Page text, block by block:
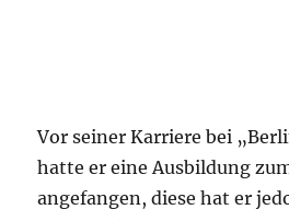
Vor seiner Karriere bei
hatte er eine Ausbildung
angefangen, diese hat er